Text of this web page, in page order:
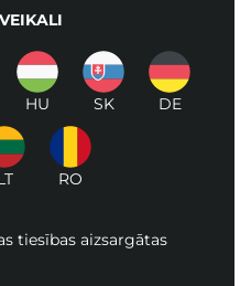
HU SK DE
RO
tiesības aizsargātas